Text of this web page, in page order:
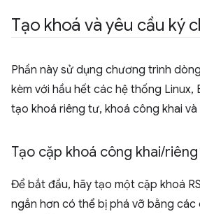
Tạo khoá và yêu cầu ký
Phần này sử dụng chương trình
kèm với hầu hết các hệ thống Linux,
tạo khoá riêng tư, khoá công khai và
Tạo cặp khoá công khai/
Để bắt đầu, hãy tạo một cặp khoá
ngắn hơn có thể bị phá vỡ bằng